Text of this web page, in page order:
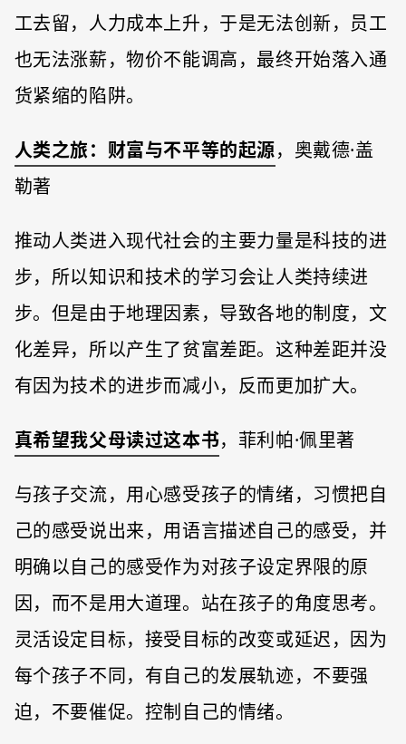
工去留，人力成本上升，于是无法创新，员工
也无法涨薪，物价不能调高，最终开始落入通
货紧缩的陷阱。
人类之旅：财富与不平等的起源，奥戴德·盖
勒著
推动人类进入现代社会的主要力量是科技的进
步，所以知识和技术的学习会让人类持续进
步。但是由于地理因素，导致各地的制度，文
化差异，所以产生了贫富差距。这种差距并没
有因为技术的进步而减小，反而更加扩大。
真希望我父母读过这本书，菲利帕·佩里著
与孩子交流，用心感受孩子的情绪，习惯把自
己的感受说出来，用语言描述自己的感受，并
明确以自己的感受作为对孩子设定界限的原
因，而不是用大道理。站在孩子的角度思考。
灵活设定目标，接受目标的改变或延迟，因为
每个孩子不同，有自己的发展轨迹，不要强
迫，不要催促。控制自己的情绪。